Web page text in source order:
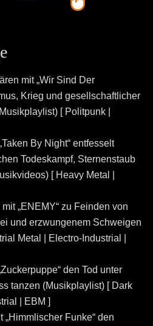
mit „Wir Sind Der
Krieg und gesellschaftlicher
[ Politpunk |
By Night“ entfesselt
Todeskampf, Sternenstaub
[ Heavy Metal |
„ENEMY“ zu Feinden von
und erzwungenem Schweigen
Metal | Electro-Industrial |
den Tod unter
tanzen (Musikplaylist) [ Dark
| EBM ]
Funke“ den